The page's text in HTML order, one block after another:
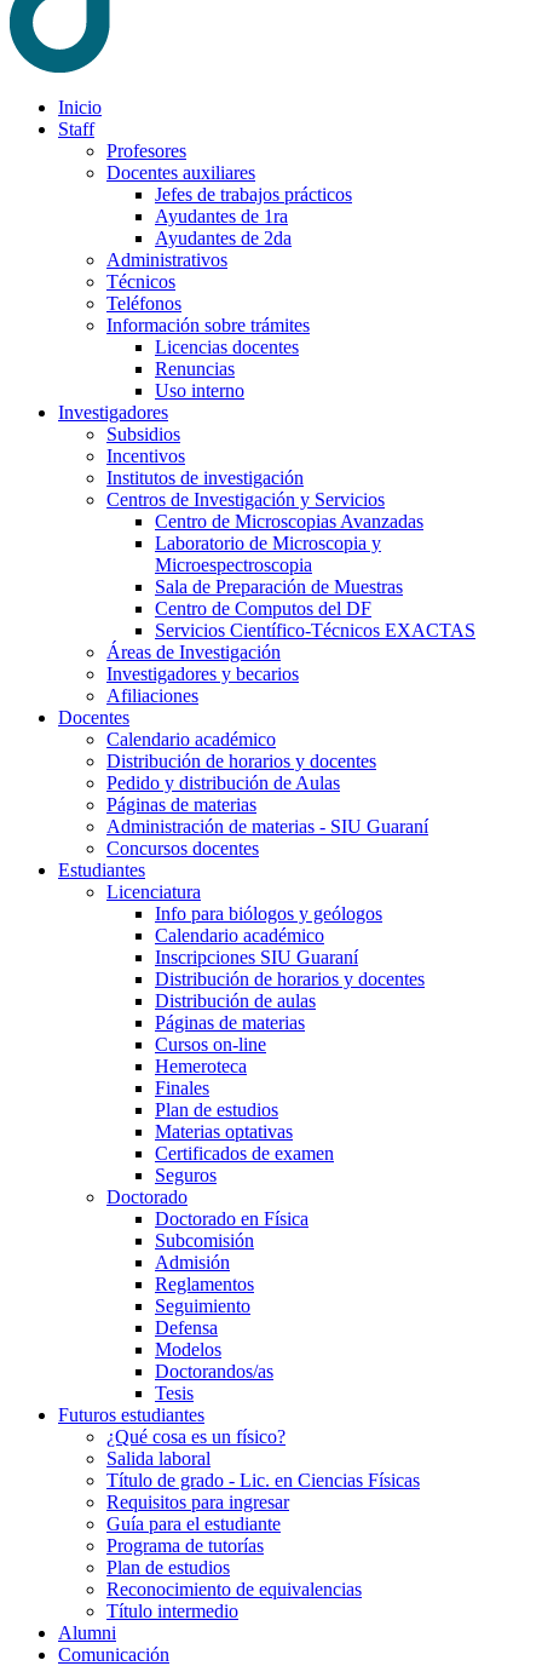
Inicio
Staff
Profesores
Docentes auxiliares
Jefes de trabajos prácticos
Ayudantes de 1ra
Ayudantes de 2da
Administrativos
Técnicos
Teléfonos
Información sobre trámites
Licencias docentes
Renuncias
Uso interno
Investigadores
Subsidios
Incentivos
Institutos de investigación
Centros de Investigación y Servicios
Centro de Microscopias Avanzadas
Laboratorio de Microscopia y
Microespectroscopia
Sala de Preparación de Muestras
Centro de Computos del DF
Servicios Científico-Técnicos EXACTAS
Áreas de Investigación
Investigadores y becarios
Afiliaciones
Docentes
Calendario académico
Distribución de horarios y docentes
Pedido y distribución de Aulas
Páginas de materias
Administración de materias - SIU Guaraní
Concursos docentes
Estudiantes
Licenciatura
Info para biólogos y geólogos
Calendario académico
Inscripciones SIU Guaraní
Distribución de horarios y docentes
Distribución de aulas
Páginas de materias
Cursos on-line
Hemeroteca
Finales
Plan de estudios
Materias optativas
Certificados de examen
Seguros
Doctorado
Doctorado en Física
Subcomisión
Admisión
Reglamentos
Seguimiento
Defensa
Modelos
Doctorandos/as
Tesis
Futuros estudiantes
¿Qué cosa es un físico?
Salida laboral
Título de grado - Lic. en Ciencias Físicas
Requisitos para ingresar
Guía para el estudiante
Programa de tutorías
Plan de estudios
Reconocimiento de equivalencias
Título intermedio
Alumni
Comunicación